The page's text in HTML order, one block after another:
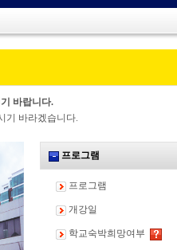
바랍니다.
기 바라겠습니다.
프로그램
프로그램
개강일
학교숙박희망여부